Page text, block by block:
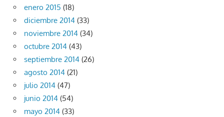
enero 2015 (18)
diciembre 2014 (33)
noviembre 2014 (34)
octubre 2014 (43)
septiembre 2014 (26)
agosto 2014 (21)
julio 2014 (47)
junio 2014 (54)
mayo 2014 (33)